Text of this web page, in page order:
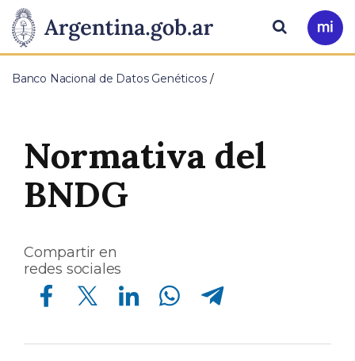
Presidencia
de
Nación
Pasar al contenido principal
Ir
a
Buscar
Banco Nacional de Datos Genéticos
Normativa del
BNDG
Compartir en
redes sociales
Compartir en Facebook Compartir en Twitter Compartir en Linkedin Compartir en Whatsapp Compartir en Telegram